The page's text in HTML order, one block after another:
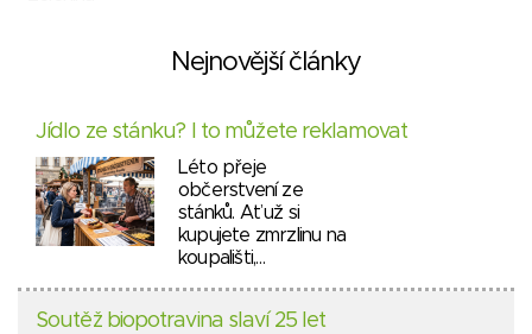
Nejnovější články
Jídlo ze stánku? I to můžete reklamovat
Léto přeje
občerstvení ze
stánků. Ať už si
kupujete zmrzlinu na
koupališti,…
Soutěž biopotravina slaví 25 let